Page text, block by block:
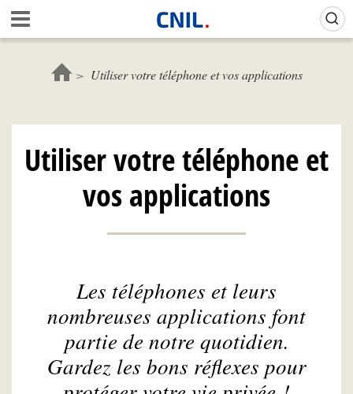
Aller
au
contenu
c
l
C
N
I
L
Utiliser votre téléphone et vos applications
Utiliser votre téléphone et
vos applications
Les téléphones et leurs
nombreuses applications font
partie de notre quotidien.
Gardez les bons réflexes pour
Gestion de vos préférences sur les cookies (témoins de connexion)